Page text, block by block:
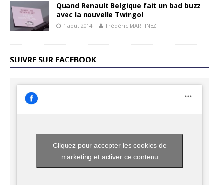
Quand Renault Belgique fait un bad buzz
avec la nouvelle Twingo!
1 août 2014 Frédéric MARTINEZ
SUIVRE SUR FACEBOOK
Cliquez pour accepter les cookies de
marketing et activer ce contenu